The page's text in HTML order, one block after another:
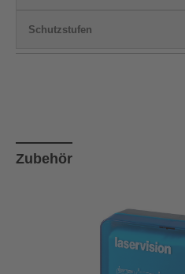
Schutzstufen
Zubehör